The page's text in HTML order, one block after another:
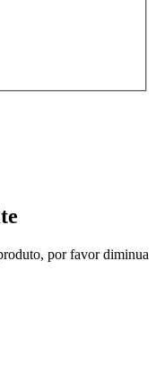
por favor diminua